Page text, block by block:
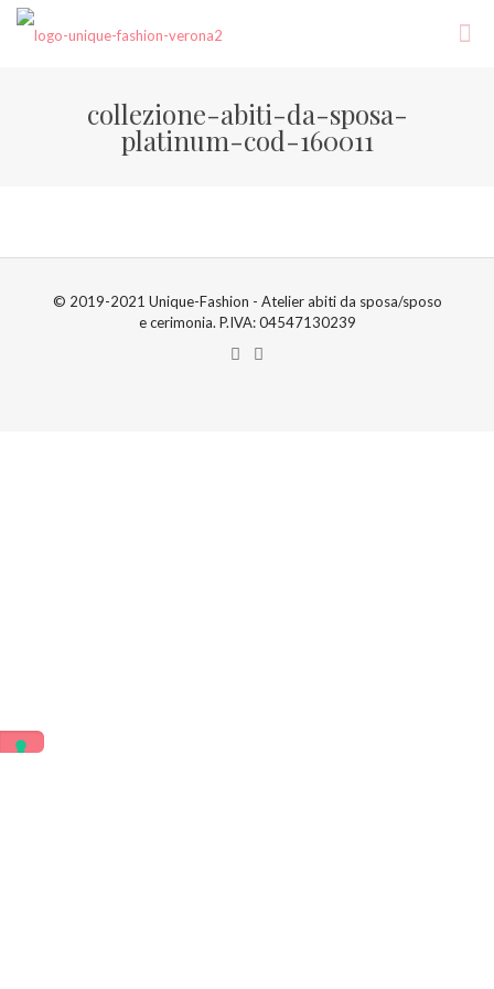
collezione-abiti-da-sposa-
platinum-cod-160011
© 2019-2021 Unique-Fashion - Atelier abiti da sposa/sposo
e cerimonia. P.IVA: 04547130239